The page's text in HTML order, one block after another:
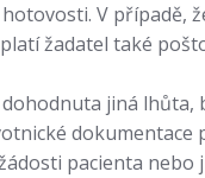
V případě,
žadatel také
jiná lhůta,
dokumentace
pacienta nebo